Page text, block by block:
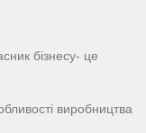
бізнесу- це
виробництва